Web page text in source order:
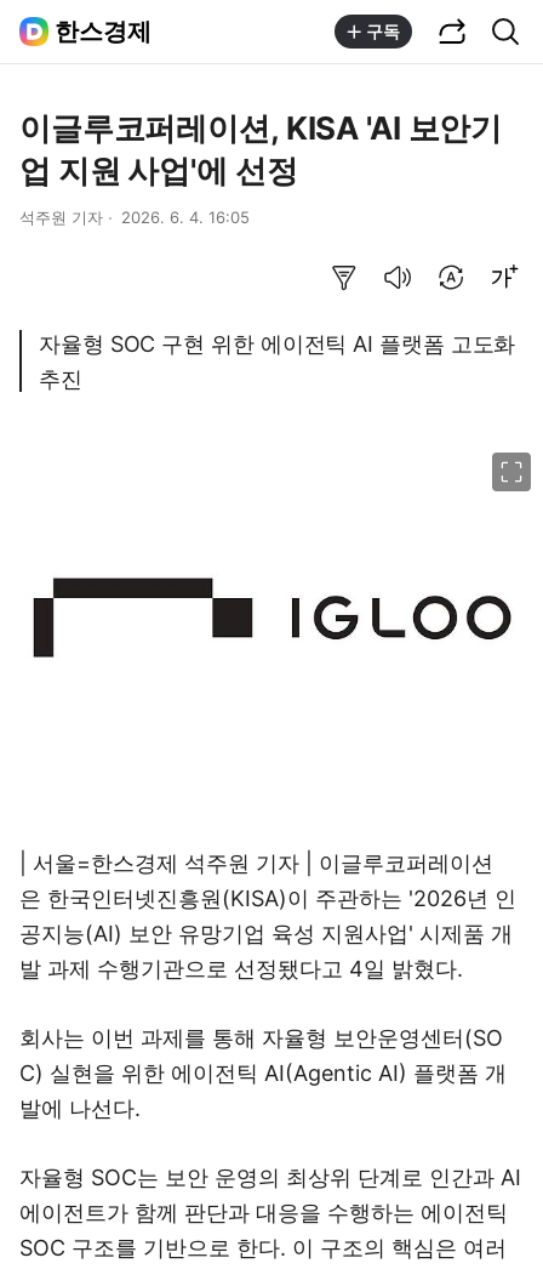
한스경제 구독
이글루코퍼레이션, KISA 'AI 보안기
업 지원 사업'에 선정
석주원 기자 2026. 6. 4. 16:05
자율형 SOC 구현 위한 에이전틱 AI 플랫폼 고도화
추진
| 서울=한스경제 석주원 기자 | 이글루코퍼레이션
은 한국인터넷진흥원(KISA)이 주관하는 '2026년 인
공지능(AI) 보안 유망기업 육성 지원사업' 시제품 개
발 과제 수행기관으로 선정됐다고 4일 밝혔다.
회사는 이번 과제를 통해 자율형 보안운영센터(SO
C) 실현을 위한 에이전틱 AI(Agentic AI) 플랫폼 개
발에 나선다.
자율형 SOC는 보안 운영의 최상위 단계로 인간과 AI
에이전트가 함께 판단과 대응을 수행하는 에이전틱
SOC 구조를 기반으로 한다. 이 구조의 핵심은 여러